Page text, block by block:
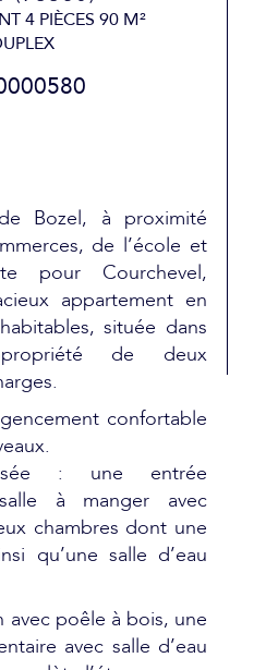
4 PIÈCES 90 M²
Bozel, à proximité
de l’école et
pour Courchevel,
appartement en
située dans
de deux
confortable
: une entrée
à manger avec
chambres dont une
qu’une salle d’eau
avec poêle à bois, une
avec salle d’eau